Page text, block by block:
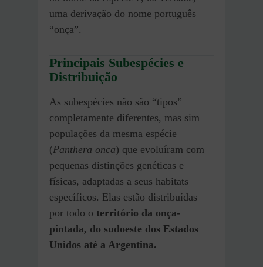
uma derivação do nome português
“onça”.
Principais Subespécies e
Distribuição
As subespécies não são “tipos”
completamente diferentes, mas sim
populações da mesma espécie
(Panthera onca) que evoluíram com
pequenas distinções genéticas e
físicas, adaptadas a seus habitats
específicos. Elas estão distribuídas
por todo o território da onça-
pintada, do sudoeste dos Estados
Unidos até a Argentina.